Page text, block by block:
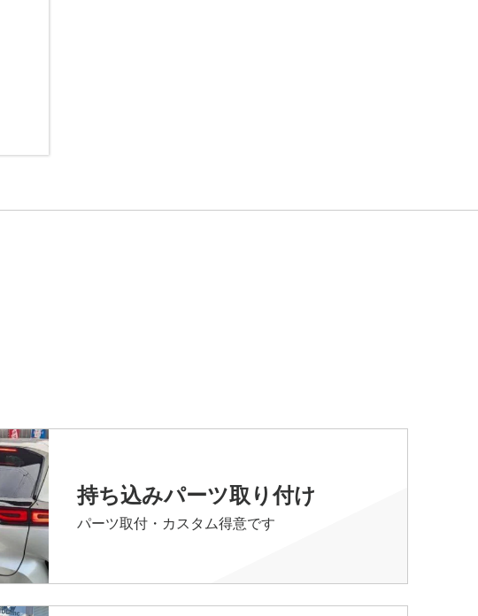
持ち込みパーツ取り付け
パーツ取付・カスタム得意です